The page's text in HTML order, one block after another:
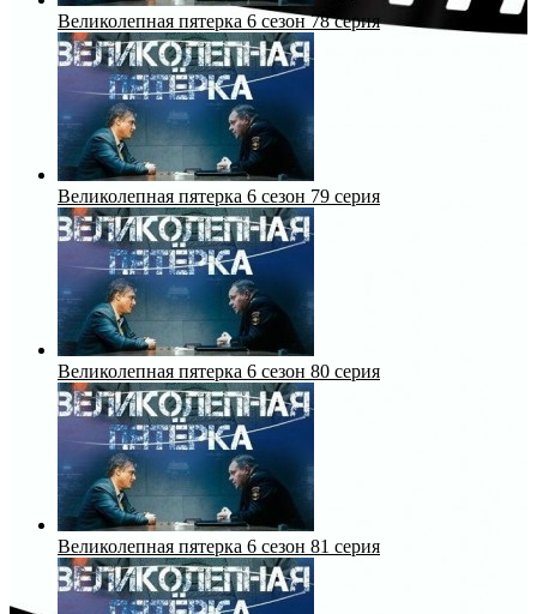
Великолепная пятерка 6 сезон 78 серия
Великолепная пятерка 6 сезон 79 серия
Великолепная пятерка 6 сезон 80 серия
Великолепная пятерка 6 сезон 81 серия